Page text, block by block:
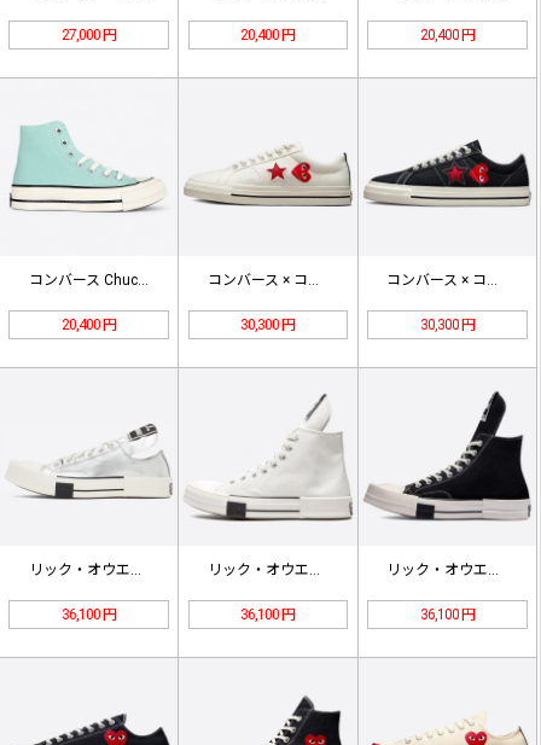
27,000 円 20,400 円 20,400 円
コンバース Chuck All St…
20,400 円
コンバース × コム デ ギャルソン…
30,300 円
コンバース × コム デ ギャルソン…
30,300 円
リック・オウエンス×コンバースターボ…
36,100 円
リック・オウエンスDRKSHDW x…
36,100 円
リック・オウエンスDRKSHDW x…
36,100 円